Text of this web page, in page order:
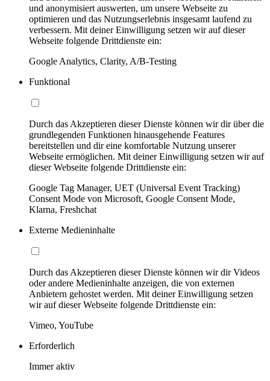
und anonymisiert auswerten, um unsere Webseite zu
optimieren und das Nutzungserlebnis insgesamt laufend zu
verbessern. Mit deiner Einwilligung setzen wir auf dieser
Webseite folgende Drittdienste ein:
Google Analytics, Clarity, A/B-Testing
Funktional
Durch das Akzeptieren dieser Dienste können wir dir über die
grundlegenden Funktionen hinausgehende Features
bereitstellen und dir eine komfortable Nutzung unserer
Webseite ermöglichen. Mit deiner Einwilligung setzen wir auf
dieser Webseite folgende Drittdienste ein:
Google Tag Manager, UET (Universal Event Tracking)
Consent Mode von Microsoft, Google Consent Mode,
Klarna, Freshchat
Externe Medieninhalte
Durch das Akzeptieren dieser Dienste können wir dir Videos
oder andere Medieninhalte anzeigen, die von externen
Anbietern gehostet werden. Mit deiner Einwilligung setzen
wir auf dieser Webseite folgende Drittdienste ein:
Vimeo, YouTube
Erforderlich
Immer aktiv